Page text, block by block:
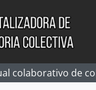
colaborativo de